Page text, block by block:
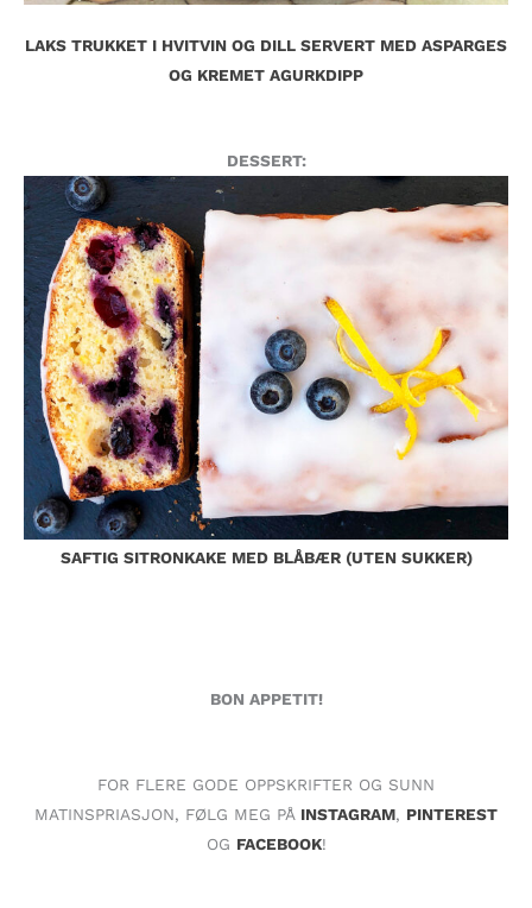
LAKS TRUKKET I HVITVIN OG DILL SERVERT MED ASPARGES
OG KREMET AGURKDIPP
DESSERT:
SAFTIG SITRONKAKE MED BLÅBÆR (UTEN SUKKER)
BON APPETIT!
FOR FLERE GODE OPPSKRIFTER OG SUNN
MATINSPRIASJON, FØLG MEG PÅ INSTAGRAM, PINTEREST
OG FACEBOOK!